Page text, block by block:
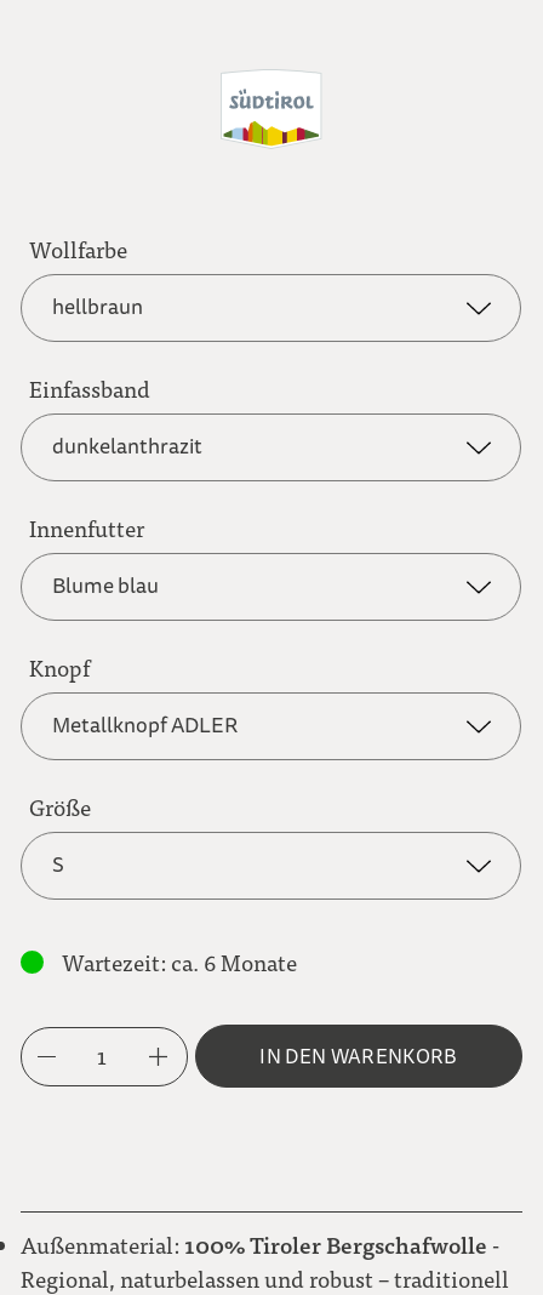
Wollfarbe
hellbraun
anthrazit
hellbraun
hellgrau
Einfassband
dunkelanthrazit
dunkelanthrazit
dunkelrot
Innenfutter
Blume blau
Karo blau-weiß
Karo Brauntöne
Karo rot-weiß
Knopf
Metallknopf ADLER
Metallknopf NEUTRAL
Größe
S
L
Wartezeit: ca. 6 Monate
1 IN DEN WARENKORB
Außenmaterial: 100% Tiroler Bergschafwolle -
Regional, naturbelassen und robust – traditionell